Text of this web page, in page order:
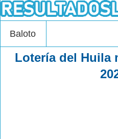
Baloto
Lotería del Huila